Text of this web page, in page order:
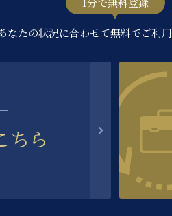
なたの状況に合わせて無料でご利
ちら